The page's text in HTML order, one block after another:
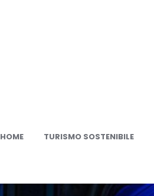
HOME TURISMO SOSTENIBILE